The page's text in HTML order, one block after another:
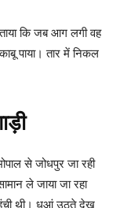
कि जब आग लगी वह
पाया। तार में निकल
से जोधपुर जा रही
ले जाया जा रहा
थी। धुआं उठते देख